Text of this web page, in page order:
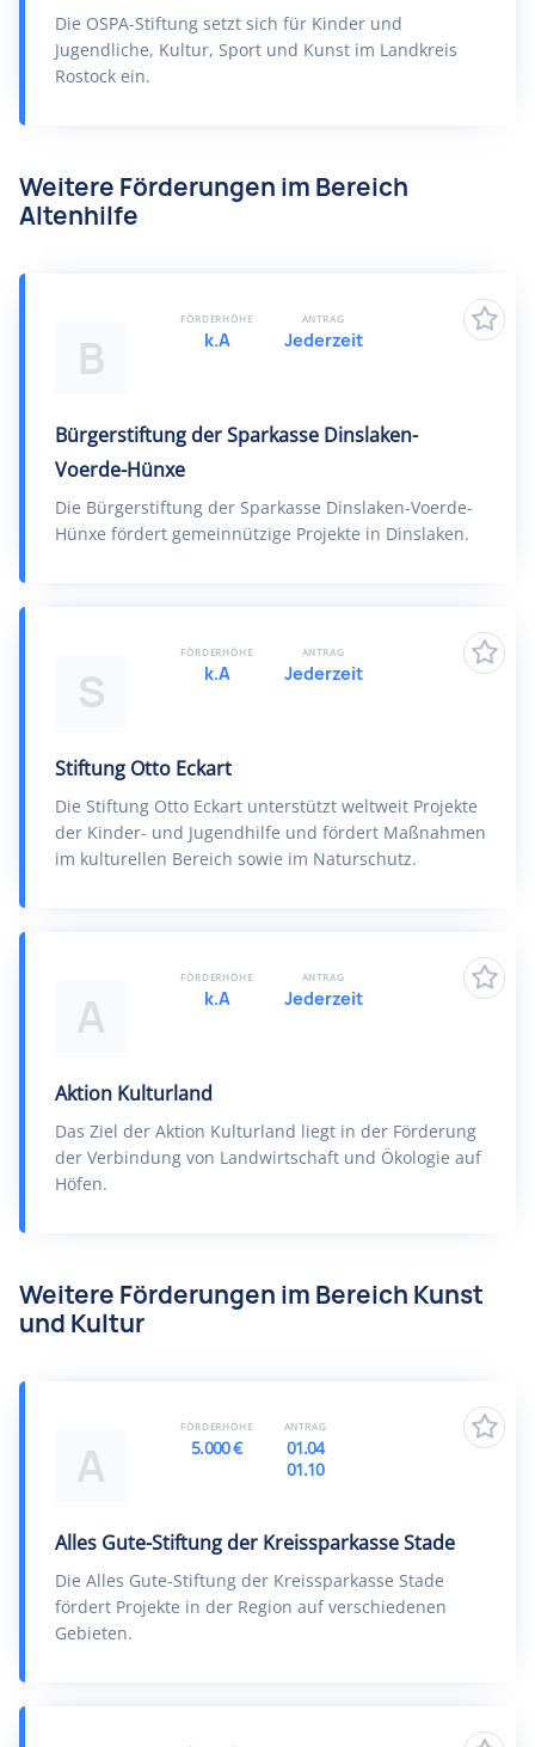
Die OSPA-Stiftung setzt sich für Kinder und
Jugendliche, Kultur, Sport und Kunst im Landkreis
Rostock ein.
Weitere Förderungen im Bereich
Altenhilfe
B
Bürgerstiftung der Sparkasse Dinslaken-
Voerde-Hünxe
Die Bürgerstiftung der Sparkasse Dinslaken-Voerde-
Hünxe fördert gemeinnützige Projekte in Dinslaken.
FÖRDERHÖHE
k.A
ANTRAG
Jederzeit
S
Stiftung Otto Eckart
Die Stiftung Otto Eckart unterstützt weltweit Projekte
der Kinder- und Jugendhilfe und fördert Maßnahmen
im kulturellen Bereich sowie im Naturschutz.
FÖRDERHÖHE
k.A
ANTRAG
Jederzeit
A
Aktion Kulturland
Das Ziel der Aktion Kulturland liegt in der Förderung
der Verbindung von Landwirtschaft und Ökologie auf
Höfen.
FÖRDERHÖHE
k.A
ANTRAG
Jederzeit
Weitere Förderungen im Bereich Kunst
und Kultur
A
Alles Gute-Stiftung der Kreissparkasse Stade
Die Alles Gute-Stiftung der Kreissparkasse Stade
fördert Projekte in der Region auf verschiedenen
Gebieten.
FÖRDERHÖHE
5.000 €
ANTRAG
01.04
01.10